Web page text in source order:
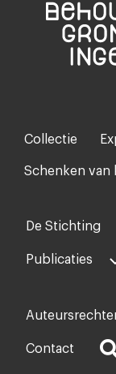
Footer-
menu
Collectie
Schenken van
Voet
midden
De Stichting
Publicaties
Voet
rechts
Contact